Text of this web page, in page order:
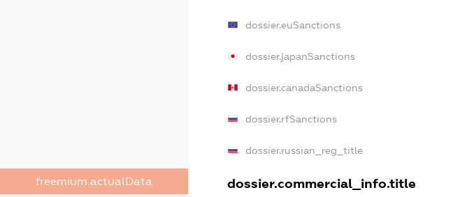
freemium.actualData
dossier.euSanctions
dossier.japanSanctions
dossier.canadaSanctions
dossier.rfSanctions
dossier.russian_reg_title
dossier.commercial_info.title